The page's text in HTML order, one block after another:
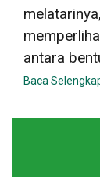
antara
Baca